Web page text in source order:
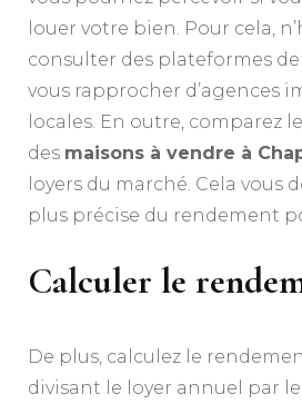
louer votre bien. Pour cela,
consulter des plateformes
vous rapprocher d’agences
locales. En outre, comparez
des maisons à vendre à
loyers du marché. Cela vous
plus précise du rendement
Calculer le
De plus, calculez le
divisant le loyer annuel par le